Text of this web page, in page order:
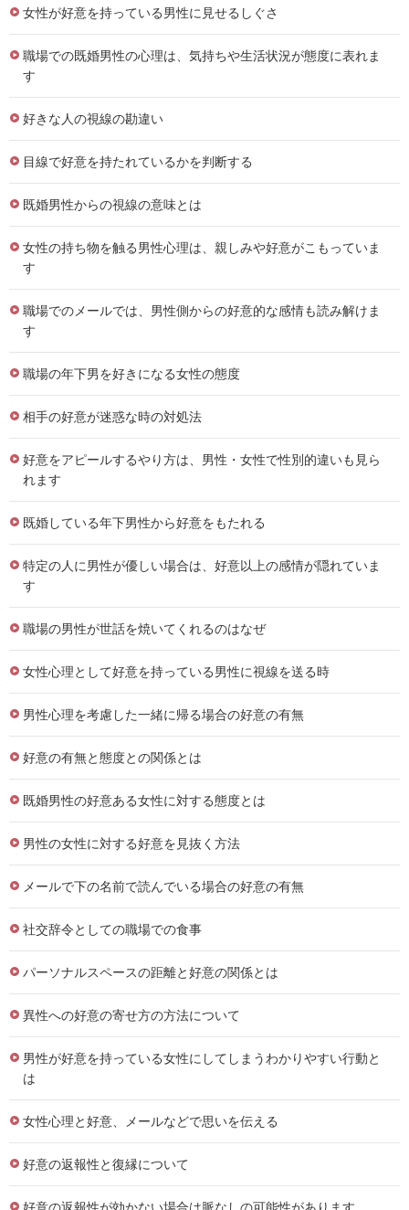
女性が好意を持っている男性に見せるしぐさ
職場での既婚男性の心理は、気持ちや生活状況が態度に表れま
す
好きな人の視線の勘違い
目線で好意を持たれているかを判断する
既婚男性からの視線の意味とは
女性の持ち物を触る男性心理は、親しみや好意がこもっていま
す
職場でのメールでは、男性側からの好意的な感情も読み解けま
す
職場の年下男を好きになる女性の態度
相手の好意が迷惑な時の対処法
好意をアピールするやり方は、男性・女性で性別的違いも見ら
れます
既婚している年下男性から好意をもたれる
特定の人に男性が優しい場合は、好意以上の感情が隠れていま
す
職場の男性が世話を焼いてくれるのはなぜ
女性心理として好意を持っている男性に視線を送る時
男性心理を考慮した一緒に帰る場合の好意の有無
好意の有無と態度との関係とは
既婚男性の好意ある女性に対する態度とは
男性の女性に対する好意を見抜く方法
メールで下の名前で読んでいる場合の好意の有無
社交辞令としての職場での食事
パーソナルスペースの距離と好意の関係とは
異性への好意の寄せ方の方法について
男性が好意を持っている女性にしてしまうわかりやすい行動と
は
女性心理と好意、メールなどで思いを伝える
好意の返報性と復縁について
好意の返報性が効かない場合は脈なしの可能性があります